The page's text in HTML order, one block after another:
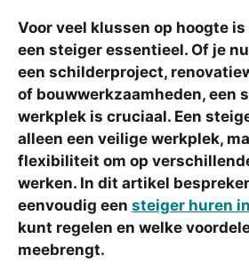
Voor veel klussen op hoogte
een steiger essentieel. Of je
een schilderproject,
of bouwwerkzaamheden, een
werkplek is cruciaal. Een
alleen een veilige werkplek,
flexibiliteit om op
werken. In dit artikel
eenvoudig een steiger huren
kunt regelen en welke
meebrengt.